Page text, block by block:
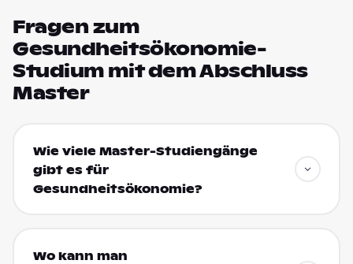
Fragen zum
Gesundheitsökonomie-
Studium mit dem Abschluss
Master
Wie viele Master-Studiengänge
gibt es für
Gesundheitsökonomie?
Wo kann man